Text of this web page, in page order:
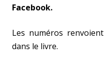
Facebook.
Les numéros
dans le livre.